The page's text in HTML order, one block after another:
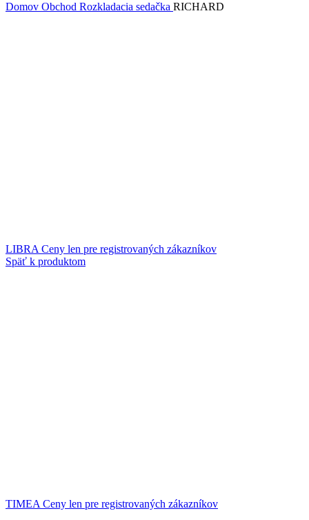
Domov Obchod Rozkladacia sedačka RICHARD
LIBRA Ceny len pre registrovaných zákazníkov
Späť k produktom
TIMEA Ceny len pre registrovaných zákazníkov